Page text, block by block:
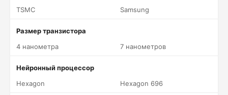
TSMC
Samsung
Размер транзистора
4 нанометра
7 нанометров
Нейронный процессор
Hexagon
Hexagon 696